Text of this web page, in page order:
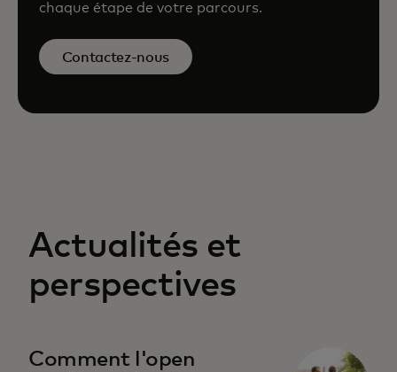
chaque étape de votre parcours.
Contactez-nous
Actualités et
perspectives
Comment l'open